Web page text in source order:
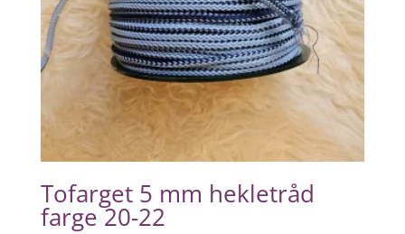
Tofarget 5 mm hekletråd
farge 20-22